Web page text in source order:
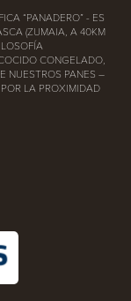
“PANADERO” - ES
(ZUMAIA, A 40KM
CONGELADO,
NUESTROS PANES –
LA PROXIMIDAD